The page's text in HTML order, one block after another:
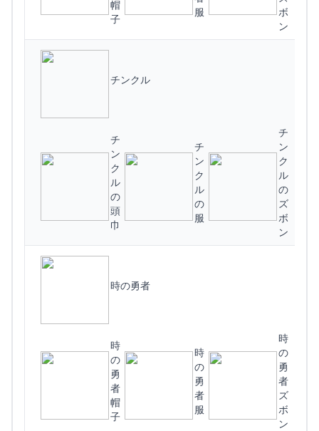
帽
子
服
ボ
ン
チンクル
チ
ン
ク
ル
の
頭
巾
チ
ン
ク
ル
の
服
チ
ン
ク
ル
の
ズ
ボ
ン
時の勇者
時
の
勇
者
帽
子
時
の
勇
者
服
時
の
勇
者
ズ
ボ
ン